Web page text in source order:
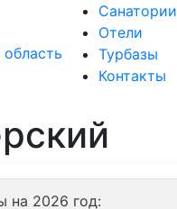
Санатории
Отели
Турбазы
Контакты
на 2026 год: